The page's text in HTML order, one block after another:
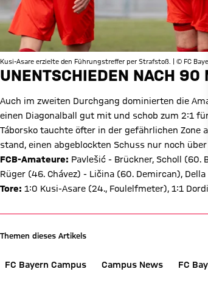
Kusi-Asare erzielte den Führungstreffer per Strafstoß. | © FC
UNENTSCHIEDEN NACH 90
Auch im zweiten Durchgang dominierten die
einen Diagonalball gut mit und schob zum 2:1
Táborsko tauchte öfter in der gefährlichen Zone
stand, einen abgeblockten Schuss nur noch
FCB-Amateure: Pavlešić - Brückner, Scholl (60.
Rüger (46. Chávez) - Ličina (60. Demircan),
Tore: 1:0 Kusi-Asare (24., Foulelfmeter), 1:1
Themen dieses Artikels
FC Bayern Campus Campus News FC